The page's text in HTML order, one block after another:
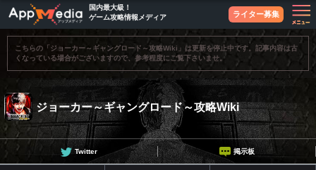
国内最大級！
ゲーム攻略情報メディア
ライター募集
こちらの「ジョーカー～ギャングロード～攻略Wiki」は更新を停止中です。記事内容は古
くなっている場合がございますので、参考程度にご覧下さいませ。
Twitter 掲示板
ジョーカー～ギャングロード～攻略Wiki